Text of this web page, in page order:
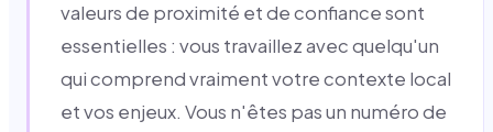
valeurs de proximité et de confiance sont
essentielles : vous travaillez avec quelqu'un
qui comprend vraiment votre contexte local
et vos enjeux. Vous n'êtes pas un numéro de